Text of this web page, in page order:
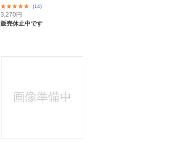
(14)
3,270円
販売休止中です